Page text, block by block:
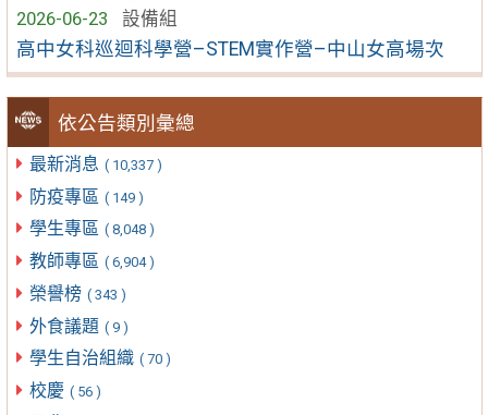
2026-06-23
設備組
高中女科巡迴科學營–STEM實作營–中山女高場次
依公告類別彙總
最新消息 ( 10,337 )
防疫專區 ( 149 )
學生專區 ( 8,048 )
教師專區 ( 6,904 )
榮譽榜 ( 343 )
外食議題 ( 9 )
學生自治組織 ( 70 )
校慶 ( 56 )